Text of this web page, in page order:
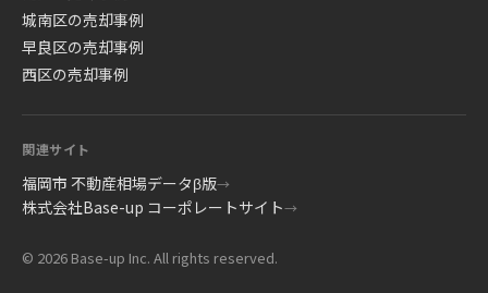
城南区の売却事例
早良区の売却事例
西区の売却事例
関連サイト
福岡市 不動産相場データβ版→
株式会社Base-up コーポレートサイト→
© 2026 Base-up Inc. All rights reserved.